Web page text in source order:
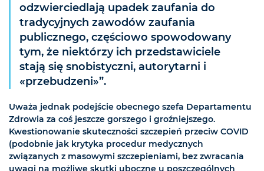
odzwierciedlają upadek zaufania do
tradycyjnych zawodów zaufania
publicznego, częściowo spowodowany
tym, że niektórzy ich przedstawiciele
stają się snobistyczni, autorytarni i
«przebudzeni»”.
Uważa jednak podejście obecnego szefa Departamentu
Zdrowia za coś jeszcze gorszego i groźniejszego.
Kwestionowanie skuteczności szczepień przeciw COVID
(podobnie jak krytyka procedur medycznych
związanych z masowymi szczepieniami, bez zwracania
uwagi na możliwe skutki uboczne u poszczególnych